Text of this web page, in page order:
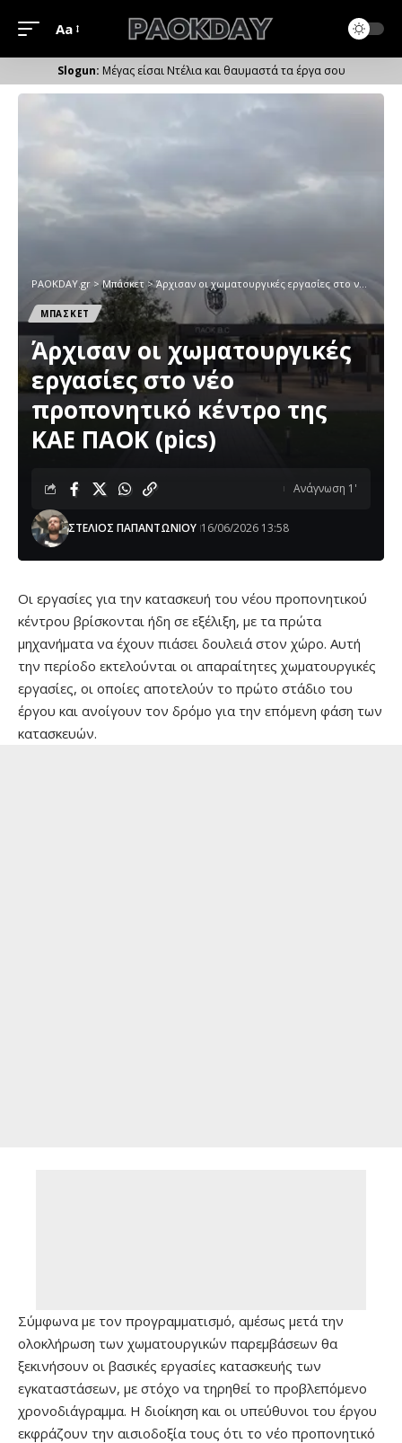
Μέγεθος
Γραμματοσειράς
Aa
Μέγας είσαι Ντέλια και θαυμαστά τα έργα σου
PAOKDAY.gr >Μπάσκετ>Άρχισαν οι χωματουργικές εργασίες στο νέο προπονητικό κέντρο της ΚΑΕ ΠΑΟΚ (pics)
ΜΠΑΣΚΕΤ
Άρχισαν οι χωματουργικές
εργασίες στο νέο
προπονητικό κέντρο της
ΚΑΕ ΠΑΟΚ (pics)
ΣΤΕΛΙΟΣ ΠΑΠΑΝΤΩΝΙΟΥ 16/06/2026 13:58
Ανάγνωση 1'
Οι εργασίες για την κατασκευή του νέου προπονητικού
κέντρου βρίσκονται ήδη σε εξέλιξη, με τα πρώτα
μηχανήματα να έχουν πιάσει δουλειά στον χώρο. Αυτή
την περίοδο εκτελούνται οι απαραίτητες χωματουργικές
εργασίες, οι οποίες αποτελούν το πρώτο στάδιο του
έργου και ανοίγουν τον δρόμο για την επόμενη φάση των
κατασκευών.
Σύμφωνα με τον προγραμματισμό, αμέσως μετά την
ολοκλήρωση των χωματουργικών παρεμβάσεων θα
ξεκινήσουν οι βασικές εργασίες κατασκευής των
εγκαταστάσεων, με στόχο να τηρηθεί το προβλεπόμενο
χρονοδιάγραμμα. Η διοίκηση και οι υπεύθυνοι του έργου
εκφράζουν την αισιοδοξία τους ότι το νέο προπονητικό